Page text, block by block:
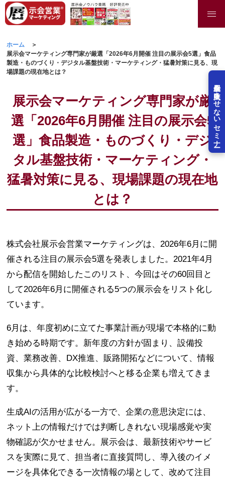
展示会を失敗させないセミナー
ホーム
展示会マーケティング専門家が厳選「2026年6月開催 注目の展示会5選」食品
製造・ものづくり・デジタル基盤技術・マーケティング・猛暑対策に見る、現
場課題の現在地とは？
展示会マーケティング専門家が厳
選「2026年6月開催 注目の展示会5
選」食品製造・ものづくり・デジ
タル基盤技術・マーケティング・
猛暑対策に見る、現場課題の現在地
とは？
株式会社展示会営業マーケティングは、2026年6月に開
催される注目の展示会5選を発表しました。2021年4月
から配信を開始したこのリスト、今回はその60回目と
して2026年6月に開催される5つの展示会をリスト化し
ています。
6月は、年度初めに立てた事業計画が現場で本格的に動
き始める時期です。新年度の方針が固まり、設備投
資、業務改善、DX推進、販路開拓などについて、情報
収集から具体的な比較検討へと移る企業も増えてきま
す。
生成AIの活用が広がる一方で、企業の意思決定には、
ネット上の情報だけでは判断しきれない現場感覚や実
物確認が欠かせません。展示会は、最新技術やサービ
スを実際に見て、担当者に直接質問し、導入後のイメ
ージを具体化できる一次情報の場として、改めて注目